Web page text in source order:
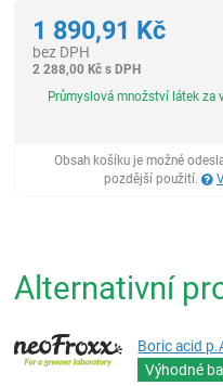
1 890,91 Kč
bez DPH
2 288,00Kč s DPH
Průmyslová množství látek za
Obsah košíku je možné
pozdější použití.
Alternativní
Boric acid
Výhodné